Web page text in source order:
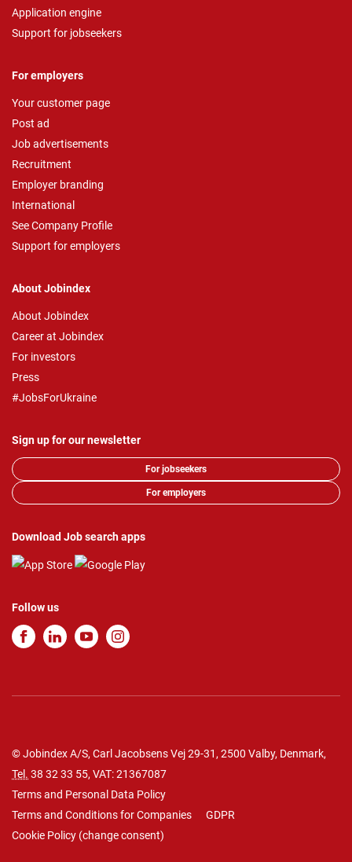
Application engine
Support for jobseekers
For employers
Your customer page
Post ad
Job advertisements
Recruitment
Employer branding
International
See Company Profile
Support for employers
About Jobindex
About Jobindex
Career at Jobindex
For investors
Press
#JobsForUkraine
Sign up for our newsletter
For jobseekers
For employers
Download Job search apps
Follow us
© Jobindex A/S, Carl Jacobsens Vej 29-31, 2500 Valby, Denmark,
Tel. 38 32 33 55, VAT: 21367087
Terms and Personal Data Policy
Terms and Conditions for Companies
GDPR
Cookie Policy (change consent)